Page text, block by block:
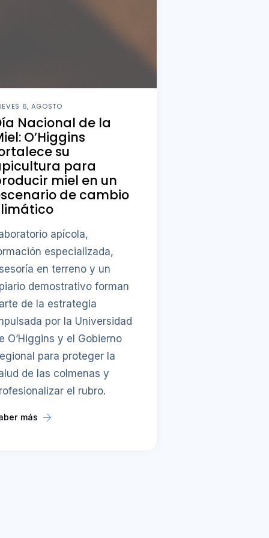
6, AGOSTO
Nacional de la
O’Higgins
su
para
miel en un
de cambio
apícola,
especializada,
en terreno y un
demostrativo forman
de la estrategia
por la Universidad
O’Higgins y el Gobierno
para proteger la
de las colmenas y
el rubro.
más